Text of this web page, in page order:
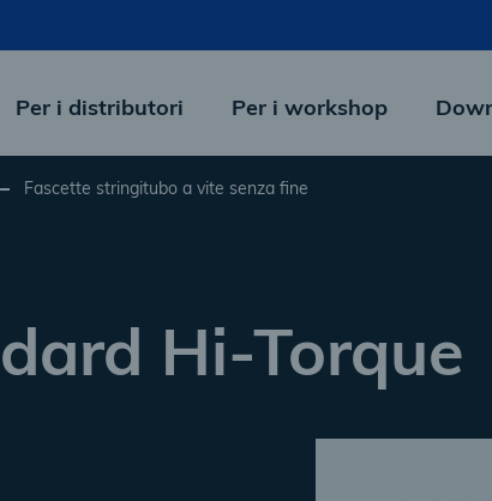
Per i distributori Per i workshop
Fascette stringitubo a vite senza fine
Hi-Torque